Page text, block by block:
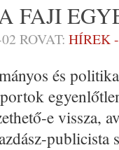
FAJI
ROVAT: HÍREK
és
e vissza,
publicista